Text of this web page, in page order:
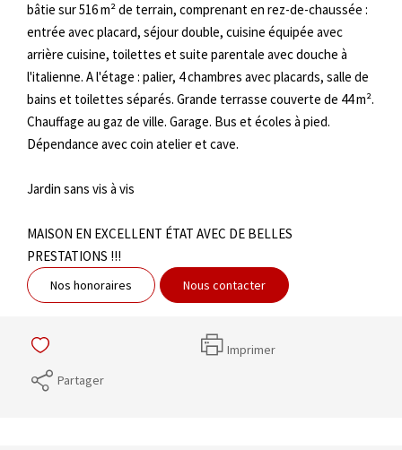
bâtie sur 516 m² de terrain, comprenant en rez-de-chaussée :
entrée avec placard, séjour double, cuisine équipée avec
arrière cuisine, toilettes et suite parentale avec douche à
l'italienne. A l'étage : palier, 4 chambres avec placards, salle de
bains et toilettes séparés. Grande terrasse couverte de 44 m².
Chauffage au gaz de ville. Garage. Bus et écoles à pied.
Dépendance avec coin atelier et cave.
Jardin sans vis à vis
MAISON EN EXCELLENT ÉTAT AVEC DE BELLES
PRESTATIONS !!!
Nos honoraires Nous contacter
Imprimer
Partager